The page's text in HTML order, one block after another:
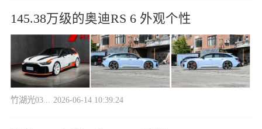
145.38万级的奥迪RS 6 外观个性
竹湖光03... 2026-06-14 10:39:24